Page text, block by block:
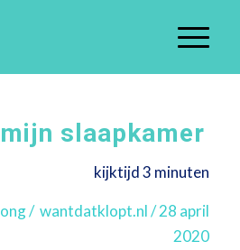
slaapkamer
kijktijd 3 minuten
/ wantdatklopt.nl / 28 april
2020